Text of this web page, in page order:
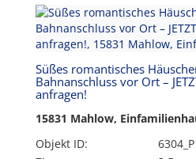
Süßes romantisches
Bahnanschluss vor Ort –
anfragen!
15831 Mahlow,
Objekt ID:
6304_P